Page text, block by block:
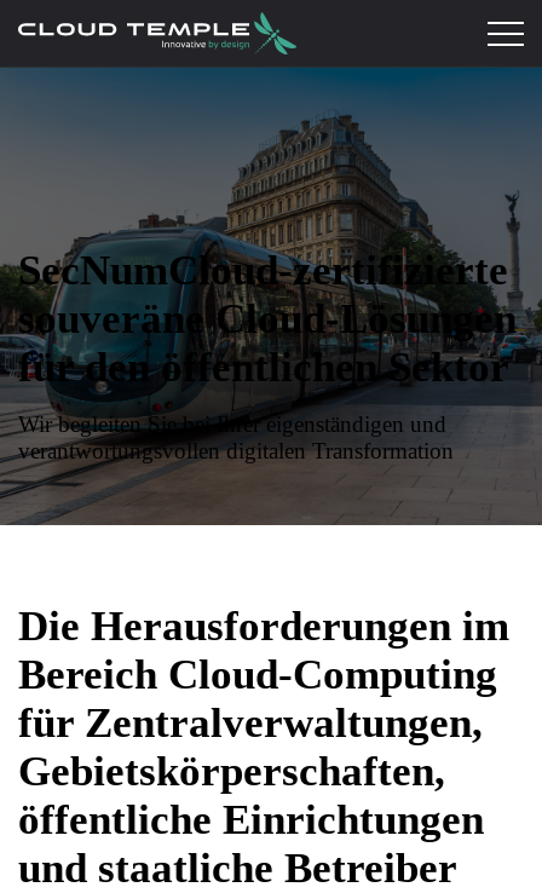
SecNumCloud-zertifizierte
souveräne Cloud-Lösungen
für den öffentlichen Sektor
Wir begleiten Sie bei Ihrer eigenständigen und
verantwortungsvollen digitalen Transformation
Die Herausforderungen im
Bereich Cloud-Computing
für Zentralverwaltungen,
Gebietskörperschaften,
öffentliche Einrichtungen
und staatliche Betreiber